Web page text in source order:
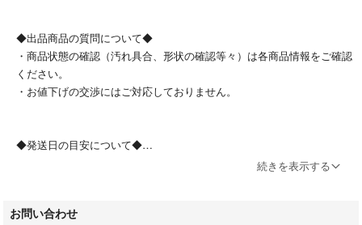
[製造番号・刻印]
[シリアル]
[付属品]
こちらの商品はラクマ公式パートナーのBrandear（ブランディア）によっ
◆出品商品の質問について◆
・商品状態の確認（汚れ具合、形状の確認等々）は各商品情報をご確認
ください。
・お値下げの交渉にはご対応しておりません。
◆発送日の目安について◆
ご入金確認後、0-4営業日程度で配送を行っております。続きを表示する
お問い合わせ